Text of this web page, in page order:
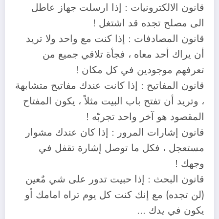
قانون الالكترونيات : إذا ارسلت جهاز عاطل
الى مصلح تجده قد اشتغل !
قانون المصادفات : إذا كنت مع واحد ولا تريد
أن يراك أحد معاه ، فجأة تلاقي جميع من
تعرفهم موجودين في كل مكان !
قانون المفاتيح : إذا كانت عندك مفاتيح متشابهة
، وتريد أن تفتح باب البيت مثلاً ، يكون المفتاح
المقصود هو آخر واحد تجربّه !
قانون إشارات المرور : إذا كان عندك مشوار
مستعجل ، فكل ما توصل إشارة تقفل في
وجهك !
قانون البحث : إذا حبيت تدور على شي مٌعين
(لن تجده) مع إنك كنت كل يوم تراه امامك أو
يكون في يدك …